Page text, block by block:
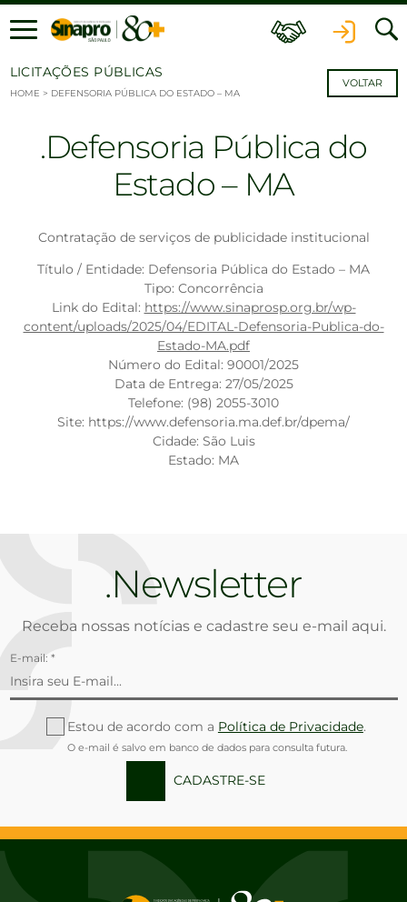
Ir para o conteúdo
LICITAÇÕES PÚBLICAS
HOME > DEFENSORIA PÚBLICA DO ESTADO – MA
VOLTAR
Defensoria Pública do
Estado – MA
Contratação de serviços de publicidade institucional
Título / Entidade: Defensoria Pública do Estado – MA
Tipo: Concorrência
Link do Edital: https://www.sinaprosp.org.br/wp-
content/uploads/2025/04/EDITAL-Defensoria-Publica-do-
Estado-MA.pdf
Número do Edital: 90001/2025
Data de Entrega: 27/05/2025
Telefone: (98) 2055-3010
Site: https://www.defensoria.ma.def.br/dpema/
Cidade: São Luis
Estado: MA
Newsletter
Receba nossas notícias e cadastre seu e-mail aqui.
E-mail: *
Estou de acordo com a Política de Privacidade.
O e-mail é salvo em banco de dados para consulta futura.
CADASTRE-SE